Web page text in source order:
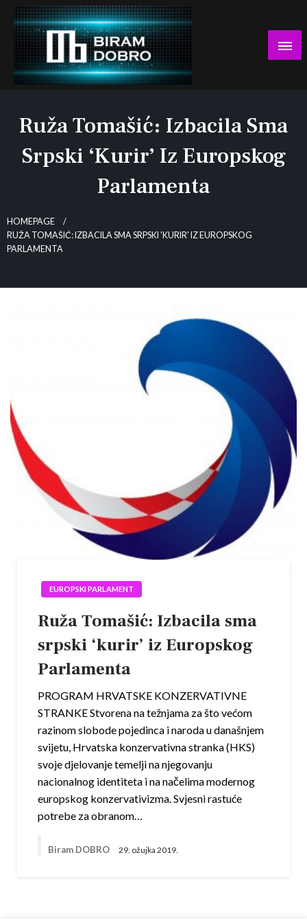
Skip
content
Ruža Tomašić: Izbacila Sma
Srpski ‘kurir’ Iz Europskog
Parlamenta
HOMEPAGE
RUŽA TOMAŠIĆ: IZBACILA SMA SRPSKI 'KURIR' IZ EUROPSKOG
PARLAMENTA
EUROPSKI PARLAMENT
Ruža Tomašić: Izbacila sma
srpski ‘kurir’ iz Europskog
Parlamenta
PROGRAM HRVATSKE KONZERVATIVNE
STRANKE Stvorena na težnjama za što većom
razinom slobode pojedinca i naroda u današnjem
svijetu, Hrvatska konzervativna stranka (HKS)
svoje djelovanje temelji na njegovanju
nacionalnog identiteta i na načelima modernog
europskog konzervativizma. Svjesni rastuće
potrebe za obranom…
Biram DOBRO 29. ožujka 2019.